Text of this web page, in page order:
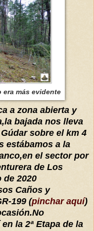
era más evidente
a zona abierta y
bajada nos lleva
sobre el km 4
estábamos a la
el sector por
de Los
de 2020
Caños y
199 (pinchar aquí)
la 2ª Etapa de la